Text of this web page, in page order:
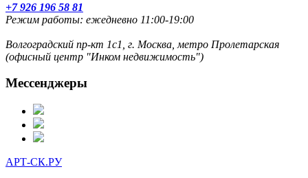
+7 926 196 58 81
Режим работы: ежедневно 11:00-19:00
Волгоградский пр-кт 1с1, г. Москва, метро Пролетарская
(офисный центр "Инком недвижимость")
Мессенджеры
АРТ-СК.РУ